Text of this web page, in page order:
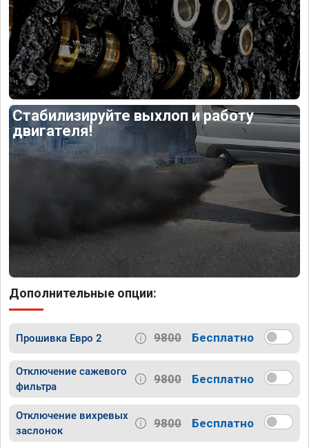
Стабилизируйте выхлоп и работу
двигателя!
Дополнительные опции:
Прошивка Евро 2 9800 Бесплатно
Отключение сажевого
фильтра
9800 Бесплатно
Отключение вихревых
заслонок
9800 Бесплатно